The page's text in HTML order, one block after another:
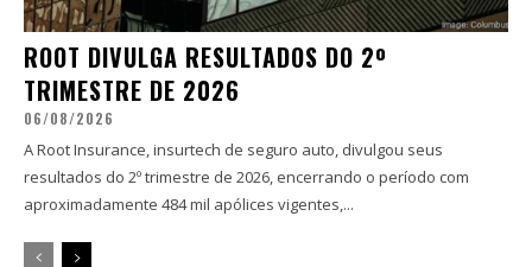
ROOT DIVULGA RESULTADOS DO 2º
TRIMESTRE DE 2026
06/08/2026
A Root Insurance, insurtech de seguro auto, divulgou seus
resultados do 2º trimestre de 2026, encerrando o período com
aproximadamente 484 mil apólices vigentes,...